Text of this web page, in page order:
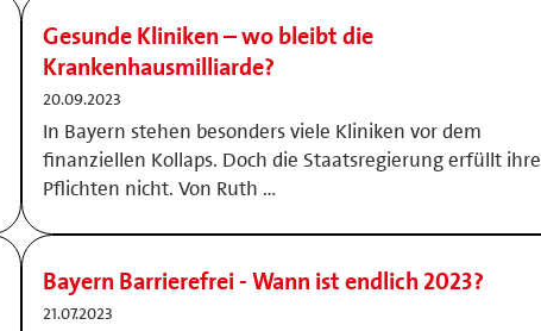
Gesunde Kliniken – wo bleibt die
Krankenhausmilliarde?
20.09.2023
In Bayern stehen besonders viele Kliniken vor dem
finanziellen Kollaps. Doch die Staatsregierung erfüllt ihre
Pflichten nicht. Von Ruth …
Bayern Barrierefrei - Wann ist endlich 2023?
21.07.2023